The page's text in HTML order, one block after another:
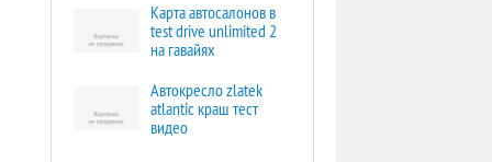
Карта автосалонов в
test drive unlimited 2
на гавайях
Автокресло zlatek
atlantic краш тест
видео